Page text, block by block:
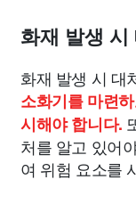
화재 발생 시
화재 발생 시 대
소화기를 마련
시해야 합니다.
처를 알고 있어
여 위험 요소를